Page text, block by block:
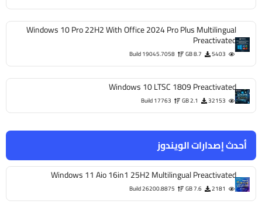
أحدث إصدارات الويندوز
Windows 11 Aio 16in1 25H2 Multilingual Preactivated
2181
7.6 GB
Build 26200.8875
Windows 10 Pro 22H2 With Office 2024 Pro Plus Multilingual
Preactivated
5403
8.7 GB
Build 19045.7058
Windows 10 LTSC 1809 Preactivated
32153
2.1 GB
Build 17763